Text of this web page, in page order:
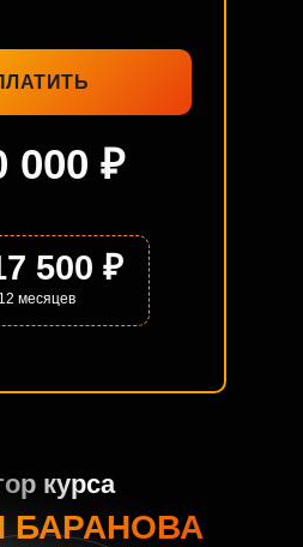
000 ₽
500 ₽
месяцев
курса
БАРАНОВА